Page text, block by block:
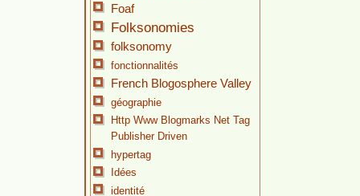
Foaf
Folksonomies
folksonomy
fonctionnalités
French Blogosphere Valley
géographie
Http Www Blogmarks Net Tag
Publisher Driven
hypertag
Idées
identité